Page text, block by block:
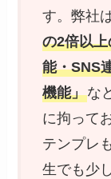
す。弊社
の2倍以
能・SNS
機能」な
に拘って
テンプレ
生でも少